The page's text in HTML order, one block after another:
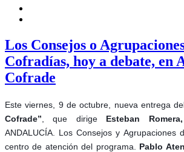
Los Consejos o
Cofradías, hoy a debate, en
Cofrade
Este viernes, 9 de octubre, nueva entrega
Cofrade” , que dirige Esteban Romera,
ANDALUCÍA. Los Consejos y Agrupaciones
centro de atención del programa.
Pablo